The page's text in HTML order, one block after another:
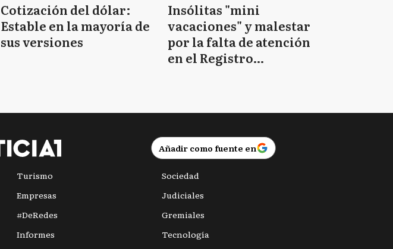
Cotización del dólar:
Estable en la mayoría de
sus versiones
Insólitas "mini
vacaciones" y malestar
por la falta de atención
en el Registro
Añadir como fuente en
Turismo
Empresas
#DeRedes
Informes
Sociedad
Judiciales
Gremiales
Tecnología